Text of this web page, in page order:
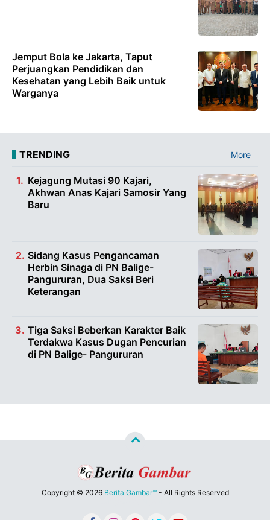
Jemput Bola ke Jakarta, Taput
Perjuangkan Pendidikan dan
Kesehatan yang Lebih Baik untuk
Warganya
TRENDING More
Kejagung Mutasi 90 Kajari,
Akhwan Anas Kajari Samosir Yang
Baru
Sidang Kasus Pengancaman
Herbin Sinaga di PN Balige-
Pangururan, Dua Saksi Beri
Keterangan
Tiga Saksi Beberkan Karakter Baik
Terdakwa Kasus Dugan Pencurian
di PN Balige- Pangururan
Copyright © 2026 Berita Gambar™- All Rights Reserved